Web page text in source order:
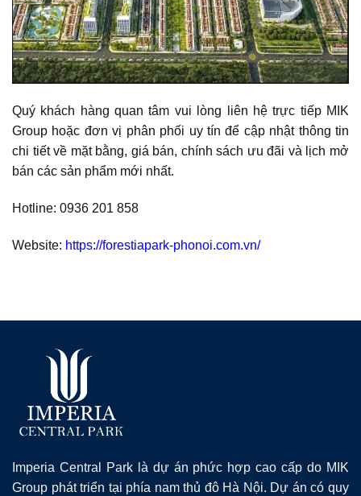
Quý khách hàng quan tâm vui lòng liên hệ trực tiếp MIK
Group hoặc đơn vị phân phối uy tín để cập nhật thông tin
chi tiết về mặt bằng, giá bán, chính sách ưu đãi và lịch mở
bán các sản phẩm mới nhất.
Hotline: 0936 201 858
Website: https://forestiapark-phonoi.com.vn/
Imperia Central Park là dự án phức hợp cao cấp do MIK
Group phát triển tại phía nam thủ đô Hà Nội. Dự án có quy